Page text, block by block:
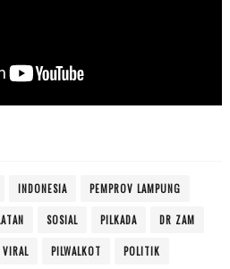
INDONESIA PEMPROV LAMPUNG
SOSIAL PILKADA DR ZAM
PILWALKOT POLITIK